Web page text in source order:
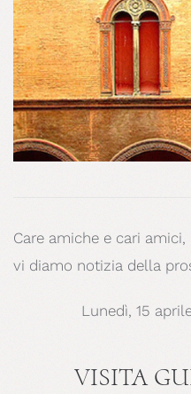
Care amiche e cari amici,
vi diamo notizia della
Lunedì, 15
VISITA